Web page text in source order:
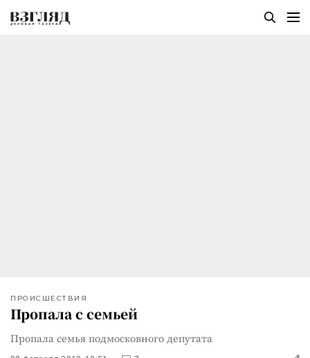
ПРОИСШЕСТВИЯ
Пропала с семьей
Пропала семья подмосковного депутата